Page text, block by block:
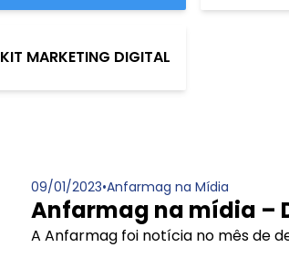
KIT MARKETING DIGITAL
09/01/2023•Anfarmag na Mídia
Anfarmag na mídia –
A Anfarmag foi notícia no mês de